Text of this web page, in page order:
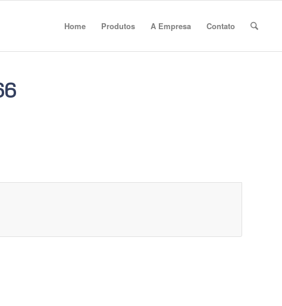
Home Produtos A Empresa Contato